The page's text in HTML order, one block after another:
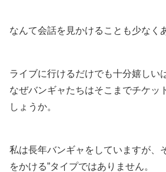
なんて会話を見かけることも少なく
ライブに行けるだけでも十分嬉しい
なぜバンギャたちはそこまでチケッ
しょうか。
私は長年バンギャをしていますが、
をかける”タイプではありません。